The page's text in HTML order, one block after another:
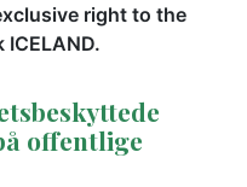
right to the
offentlige